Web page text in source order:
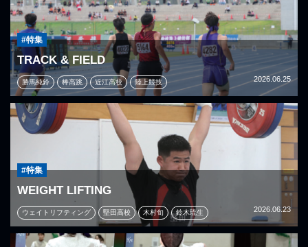
#特集
TRACK & FIELD
2026.06.25
勝馬純鈴 棒高跳 近江高校 陸上競技
#特集
WEIGHT LIFTING
2026.06.23
ウェイトリフティング 堅田高校 木村旬 鈴木琉生